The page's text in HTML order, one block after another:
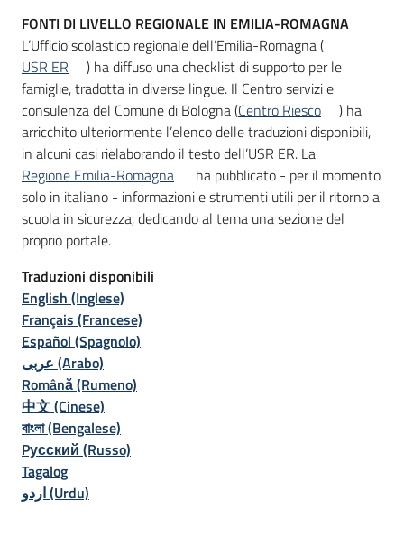
FONTI DI LIVELLO REGIONALE IN EMILIA-ROMAGNA
L’Ufficio scolastico regionale dell’Emilia-Romagna (
USR ER
) ha diffuso una checklist di supporto per le
famiglie, tradotta in diverse lingue. Il Centro servizi e
consulenza del Comune di Bologna (Centro Riesco
) ha
arricchito ulteriormente l’elenco delle traduzioni disponibili,
in alcuni casi rielaborando il testo dell’USR ER. La
Regione Emilia-Romagna
ha pubblicato - per il momento
solo in italiano - informazioni e strumenti utili per il ritorno a
scuola in sicurezza, dedicando al tema una sezione del
proprio portale.
Traduzioni disponibili
English (Inglese)
Français (Francese)
Español (Spagnolo)
عربى (Arabo)
Română (Rumeno)
中文 (Cinese)
বাংলা (Bengalese)
Pусский (Russo)
Tagalog
اردو (Urdu)